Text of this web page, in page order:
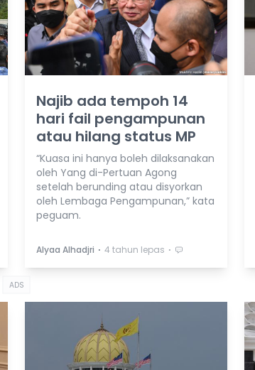
Najib ada tempoh 14
hari fail pengampunan
atau hilang status MP
“Kuasa ini hanya boleh dilaksanakan
oleh Yang di-Pertuan Agong
setelah berunding atau disyorkan
oleh Lembaga Pengampunan,” kata
peguam.
Alyaa Alhadjri ⋅ 4 tahun lepas ⋅
ADS